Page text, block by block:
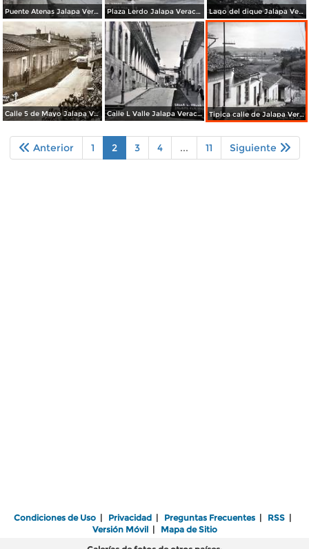
Puente Atenas Jalapa Veracruz. Plaza Lerdo Jalapa Veracruz. Lago del dique Jalapa Veracruz.
Calle 5 de Mayo Jalapa Veracruz. Calle L Valle Jalapa Veracruz. Tipica calle de Jalapa Veracruz.
Anterior 1 2 3 4 ... 11 Siguiente
Condiciones de Uso | Privacidad | Preguntas Frecuentes | RSS |
Versión Móvil| Mapa de Sitio